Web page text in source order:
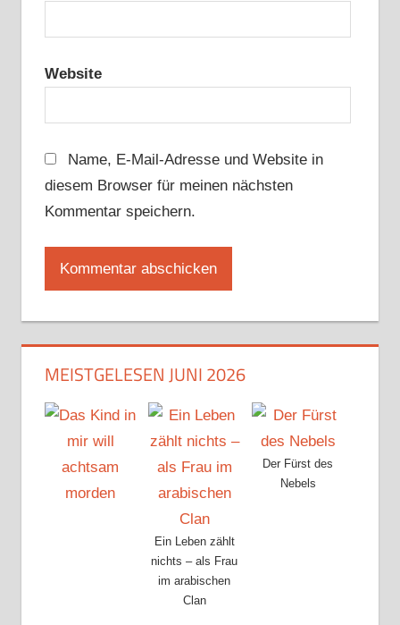
Website
Name, E-Mail-Adresse und Website in
diesem Browser für meinen nächsten
Kommentar speichern.
MEISTGELESEN JUNI 2026
Ein Leben zählt
nichts – als Frau
im arabischen
Clan
Der Fürst des
Nebels